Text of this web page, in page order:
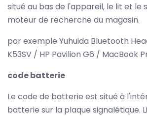
situé au bas de l'appareil, le lit et le
moteur de recherche du magasin.
par exemple Yuhuida Bluetooth
K53SV / HP Pavilion G6 / MacBook
code batterie
Le code de batterie est situé à
batterie sur la plaque signalétique.